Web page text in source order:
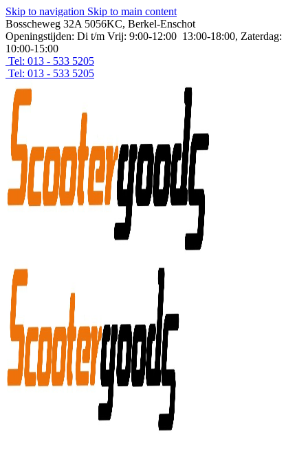
Skip to navigation Skip to main content
Bosscheweg 32A 5056KC, Berkel-Enschot
Openingstijden: Di t/m Vrij: 9:00-12:00 13:00-18:00, Zaterdag:
10:00-15:00
Tel: 013 - 533 5205
Tel: 013 - 533 5205